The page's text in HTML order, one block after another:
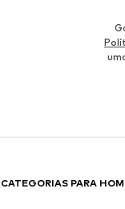
CATEGORIAS PARA